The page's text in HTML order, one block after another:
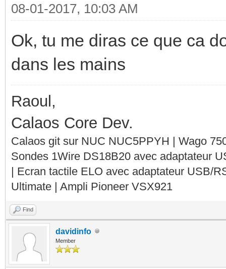
08-01-2017, 10:03 AM
Ok, tu me diras ce que ca
dans les mains
Raoul,
Calaos Core Dev.
Calaos git sur NUC NUC5PPYH | Wago
Sondes 1Wire DS18B20 avec adaptateur
| Ecran tactile ELO avec adaptateur USB/
Ultimate | Ampli Pioneer VSX921
Find
davidinfo
Member